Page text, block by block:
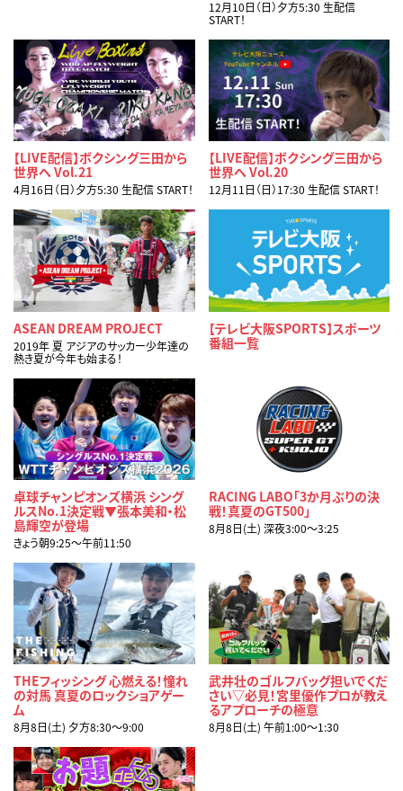
12月10日（日）夕方5:30 生配信
START！
【LIVE配信】ボクシング三田から
世界へ Vol.21
4月16日（日）夕方5:30 生配信 START！
【LIVE配信】ボクシング三田から
世界へ Vol.20
12月11日（日）17:30 生配信 START！
ASEAN DREAM PROJECT
2019年 夏 アジアのサッカー少年達の
熱き夏が今年も始まる！
【テレビ大阪SPORTS】スポーツ
番組一覧
卓球チャンピオンズ横浜 シング
ルスNo.1決定戦▼張本美和・松
島輝空が登場
きょう朝9:25〜午前11:50
RACING LABO「3か月ぶりの決
戦！真夏のGT500」
8月8日(土) 深夜3:00〜3:25
THEフィッシング 心燃える！憧れ
の対馬 真夏のロックショアゲー
ム
8月8日(土) 夕方8:30〜9:00
武井壮のゴルフバッグ担いでくだ
さい▽必見！宮里優作プロが教え
るアプローチの極意
8月8日(土) 午前1:00〜1:30